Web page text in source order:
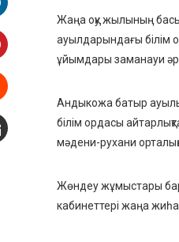
Жаңа оқу жылының
ауылдарындағы білім
ұйымдары заманауи
Андыкожа батыр
білім ордасы
мәдени-рухани
Жөндеу жұмыстары
кабинеттері жаңа